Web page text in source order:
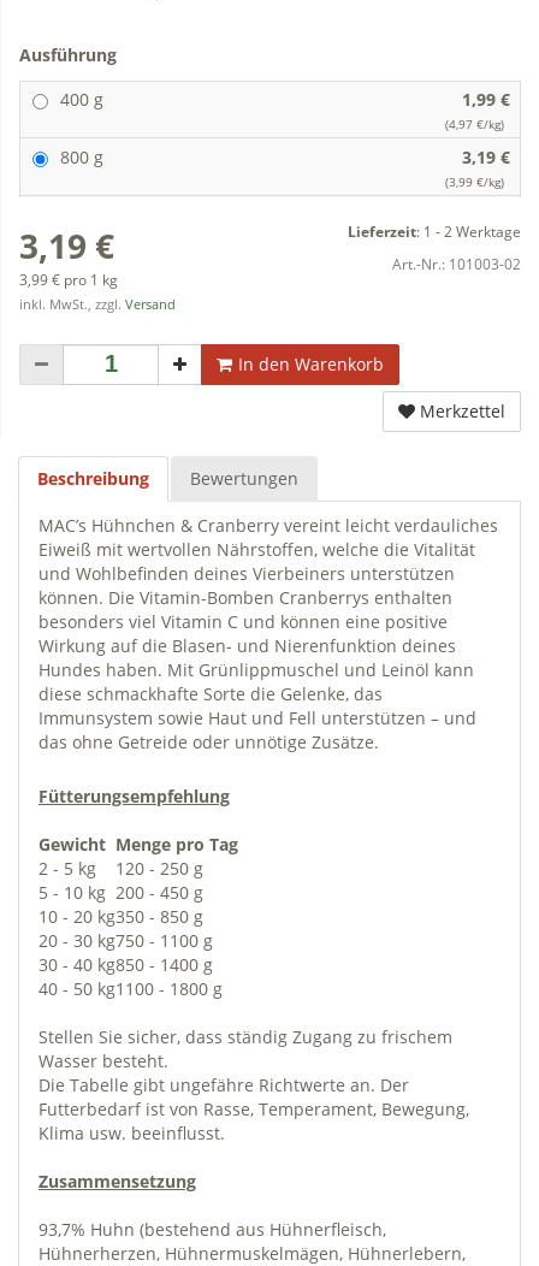
Ausführung
400 g
1,99 €
(4,97 €/kg)
800 g 3,19 €
(3,99 €/kg)
3,19 €
3,99 € pro 1 kg
inkl. MwSt., zzgl. Versand
Lieferzeit: 1 - 2 Werktage
Art.-Nr.: 101003-02
In den Warenkorb
Merkzettel
Beschreibung Bewertungen
MAC’s Hühnchen & Cranberry vereint leicht verdauliches
Eiweiß mit wertvollen Nährstoffen, welche die Vitalität
und Wohlbefinden deines Vierbeiners unterstützen
können. Die Vitamin-Bomben Cranberrys enthalten
besonders viel Vitamin C und können eine positive
Wirkung auf die Blasen- und Nierenfunktion deines
Hundes haben. Mit Grünlippmuschel und Leinöl kann
diese schmackhafte Sorte die Gelenke, das
Immunsystem sowie Haut und Fell unterstützen – und
das ohne Getreide oder unnötige Zusätze.
Fütterungsempfehlung
Gewicht Menge pro Tag
2 - 5 kg
120 - 250 g
5 - 10 kg 200 - 450 g
10 - 20 kg350 - 850 g
20 - 30 kg750 - 1100 g
30 - 40 kg850 - 1400 g
40 - 50 kg1100 - 1800 g
Stellen Sie sicher, dass ständig Zugang zu frischem
Wasser besteht.
Die Tabelle gibt ungefähre Richtwerte an. Der
Futterbedarf ist von Rasse, Temperament, Bewegung,
Klima usw. beeinflusst.
Zusammensetzung
93,7% Huhn (bestehend aus Hühnerfleisch,
Hühnerherzen, Hühnermuskelmägen, Hühnerlebern,